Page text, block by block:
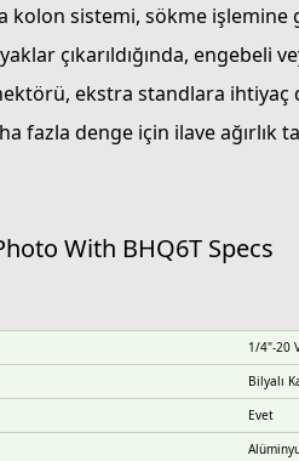
kolon sistemi, sökme işlemine
çıkarıldığında, engebeli
ekstra standlara ihtiyaç
fazla denge için ilave ağırlık
With BHQ6T Specs
1/4"-20
Bilyalı
Evet